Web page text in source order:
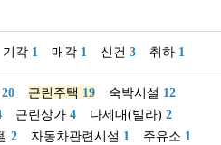
기각 1 매각 1 신건 3 취하 1
20 근린주택 19 숙박시설 12
근린상가 4 다세대(빌라) 2
2 자동차관련시설 1 주유소 1